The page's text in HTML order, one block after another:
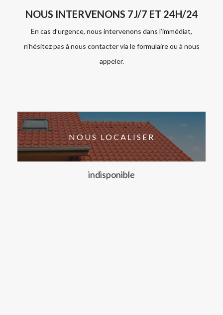
NOUS INTERVENONS 7J/7 ET 24H/24
En cas d’urgence, nous intervenons dans l’immédiat,
n’hésitez pas à nous contacter via le formulaire ou à nous
appeler.
NOUS LOCALISER
indisponible